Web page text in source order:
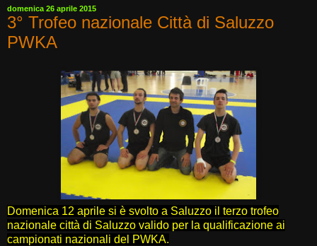
domenica 26 aprile 2015
3° Trofeo nazionale Città di Saluzzo
PWKA
Domenica 12 aprile si è svolto a Saluzzo il terzo trofeo
nazionale città di Saluzzo valido per la qualificazione ai
campionati nazionali del PWKA.